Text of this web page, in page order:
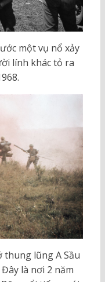
một vụ nổ xảy
lính khác tỏ ra
thung lũng A Sầu
là nơi 2 năm